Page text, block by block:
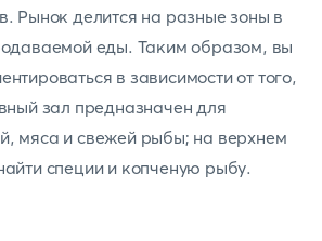
Рынок делится на разные зоны в
еды. Таким образом, вы
в зависимости от того,
зал предназначен для
мяса и свежей рыбы; на верхнем
специи и копченую рыбу.